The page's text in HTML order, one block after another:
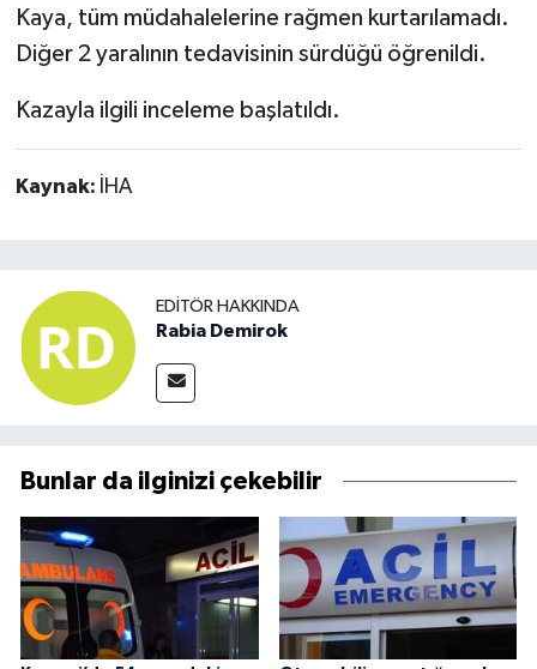
Kaya, tüm müdahalelerine rağmen kurtarılamadı.
Diğer 2 yaralının tedavisinin sürdüğü öğrenildi.
Kazayla ilgili inceleme başlatıldı.
Kaynak: İHA
EDITÖR HAKKINDA
Rabia Demirok
Bunlar da ilginizi çekebilir